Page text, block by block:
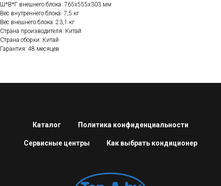
Ш*В*Г внешнего блока: 765х555х303 мм
Вес внутреннего блока: 7,5 кг
Вес внешнего блока: 23,1 кг
Страна производителя: Китай
Страна сборки: Китай
Гарантия: 48 месяцев
Каталог Политика конфиденциальности
Сервисные центры Как выбрать кондиционер